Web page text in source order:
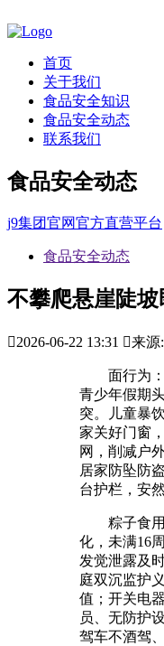
首页
关于我们
食品安全知识
食品安全动态
联系我们
食品安全动态
j9集团官网官方直营平台
食品安全动态
不攀爬悬崖陡
2026-06-22 13:31 来源
面行为：
青少年假期
突。儿童暴
家关好门窗
网，削减户
居家防坠防
台护栏，安
粽子食用
化，未满16
发觉泄露及
庭双沉监护
值；开关电
员、无防护
驾车不酒驾